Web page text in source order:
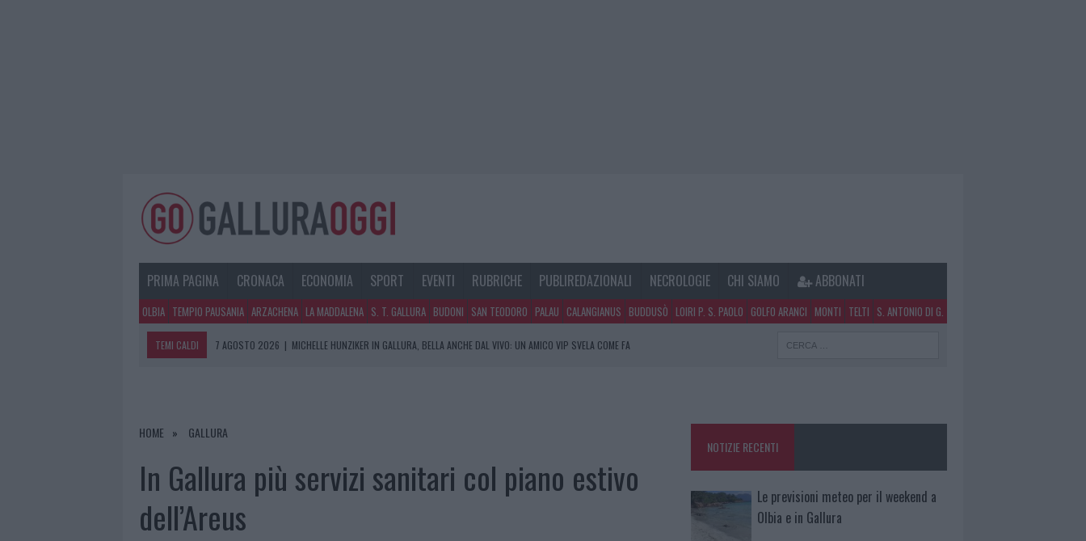
PRIMA PAGINA CRONACA ECONOMIA SPORT EVENTI RUBRICHE PUBLIREDAZIONALI NECROLOGIE CHI SIAMO ABBONATI
OLBIA TEMPIO PAUSANIA ARZACHENA LA MADDALENA S. T. GALLURA BUDONI SAN TEODORO PALAU CALANGIANUS BUDDUSÒ LOIRI P. S. PAOLO GOLFO ARANCI MONTI TELTI S. ANTONIO DI G.
TEMI CALDI 7 AGOSTO 2026 | MICHELLE HUNZIKER IN GALLURA, BELLA ANCHE DAL VIVO: UN AMICO VIP SVELA COME FA
7 AGOSTO 2026 |
HOME GALLURA
In Gallura più servizi sanitari col piano estivo
dell’Areus
NOTIZIE RECENTI
Le previsioni meteo per il weekend a
Olbia e in Gallura